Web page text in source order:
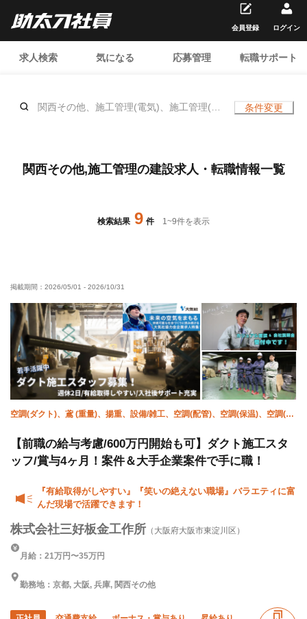
求人検索 気になる 応募管理 転職サポート
会員登録 ログイン
関西その他、施工管理(電気)、施工管理(土
条件変更
関西その他,施工管理の建設求人・転職情報一覧
検索結果 9 件 1~9件を表示
掲載期間： 2026/05/01 - 2026/10/31
空調(ダクト)、鳶 (重量)、揚重、設備/雑工、空調(配管)、空調(保温)、空調(冷
【前職の給与考慮/600万円開始も可】ダクト施工スタ
ッフ/賞与4ヶ月！案件＆大手企業案件で手に職！
『有給取得がしやすい』『笑いの絶えない職場』バラエティに富
んだ現場で活躍できます！
株式会社三好板金工作所 （大阪府大阪市東淀川区）
月給：21万円〜35万円
勤務地：京都, 大阪, 兵庫, 関西その他